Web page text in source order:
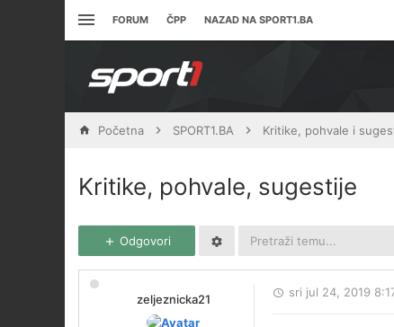
FORUM ČPP NAZAD NA SPORT1.BA
Početna SPORT1.BA Kritike, pohvale i
Kritike, pohvale, sugestije
Odgovori
zeljeznicka21 sri jul 24, 2019